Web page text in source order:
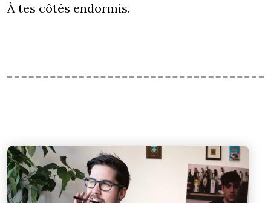
À tes côtés endormis.